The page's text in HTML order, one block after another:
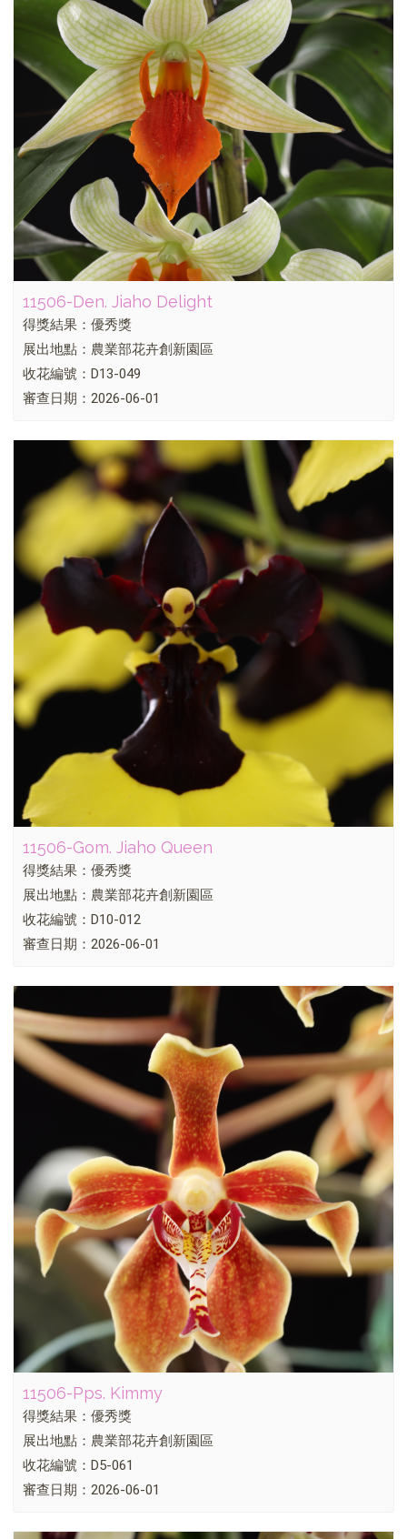
11506-Den. Jiaho Delight
得獎結果：優秀獎
展出地點：農業部花卉創新園區
收花編號：D13-049
審查日期：2026-06-01
11506-Gom. Jiaho Queen
得獎結果：優秀獎
展出地點：農業部花卉創新園區
收花編號：D10-012
審查日期：2026-06-01
11506-Pps. Kimmy
得獎結果：優秀獎
展出地點：農業部花卉創新園區
收花編號：D5-061
審查日期：2026-06-01